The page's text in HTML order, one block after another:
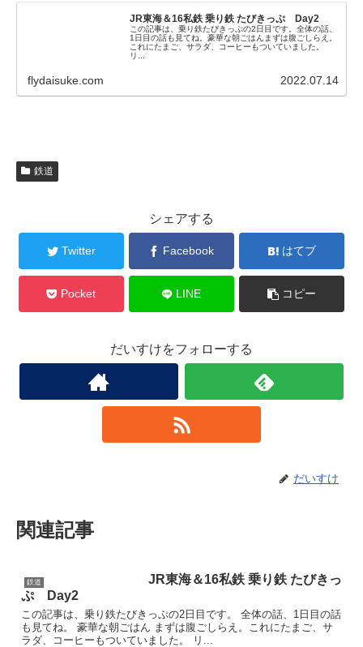
JR東海＆16私鉄 乗り鉄 たびきっぷ Day2
この記事は、乗り鉄たびきっぷの2日目です。全体の話、
1日目の話も見てね。豪華な朝ごはんまずは腹ごしらえ。
これにたまご、サラダ、コーヒーもついていました。
リ...
flydaisuke.com 2022.07.14
鉄道
シェアする
Twitter Facebook はてブ
Pocket LINE コピー
だいすけをフォローする
だいすけ
関連記事
鉄道
JR東海＆16私鉄 乗り鉄 たびきっ
ぷ Day2
この記事は、乗り鉄たびきっぷの2日目です。 全体の話、1日目の話
も見てね。 豪華な朝ごはん まずは腹ごしらえ。これにたまご、サ
ラダ、コーヒーもついていました。 リ...